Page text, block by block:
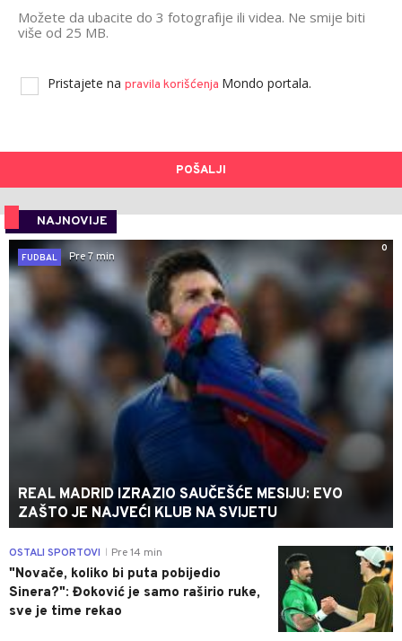
Možete da ubacite do 3 fotografije ili videa. Ne smije biti
više od 25 MB.
Pristajete na pravila korišćenja Mondo portala.
POŠALJI
NAJNOVIJE
0
FUDBAL
Pre 7 min
REAL MADRID IZRAZIO SAUČEŠĆE MESIJU: EVO
ZAŠTO JE NAJVEĆI KLUB NA SVIJETU
0
OSTALI SPORTOVI Pre 14 min
"Novače, koliko bi puta pobijedio
Sinera?": Đoković je samo raširio ruke,
sve je time rekao